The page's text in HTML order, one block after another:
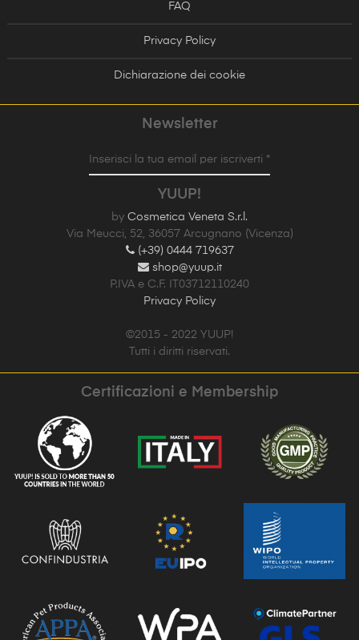
FAQ
Privacy Policy
Dichiarazione dei cookie
Newsletter
Inserisci la tua email per iscriverti *
YUUP!
by Cosmetica Veneta S.r.l.
Via Meucci, 52, 36057 Arcugnano (Vicenza)
(+39) 0444 719637
shop@yuup.it
P.IVA e C.F. IT03712110240
Privacy Policy
©2015 - 2022 YUUP!
Tutti i diritti riservati.
Certificazioni e Membership